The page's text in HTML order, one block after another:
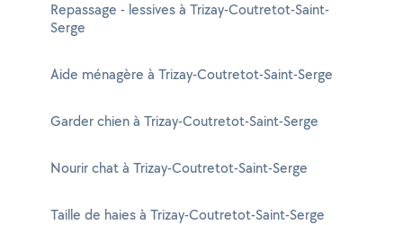
Repassage - lessives à Trizay-Coutretot-Saint-
Serge
Aide ménagère à Trizay-Coutretot-Saint-Serge
Garder chien à Trizay-Coutretot-Saint-Serge
Nourir chat à Trizay-Coutretot-Saint-Serge
Taille de haies à Trizay-Coutretot-Saint-Serge